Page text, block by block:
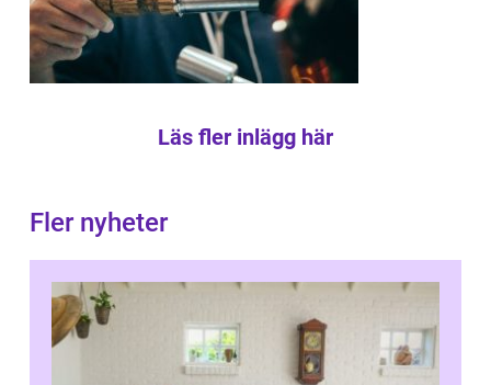
Läs fler inlägg här
Fler nyheter